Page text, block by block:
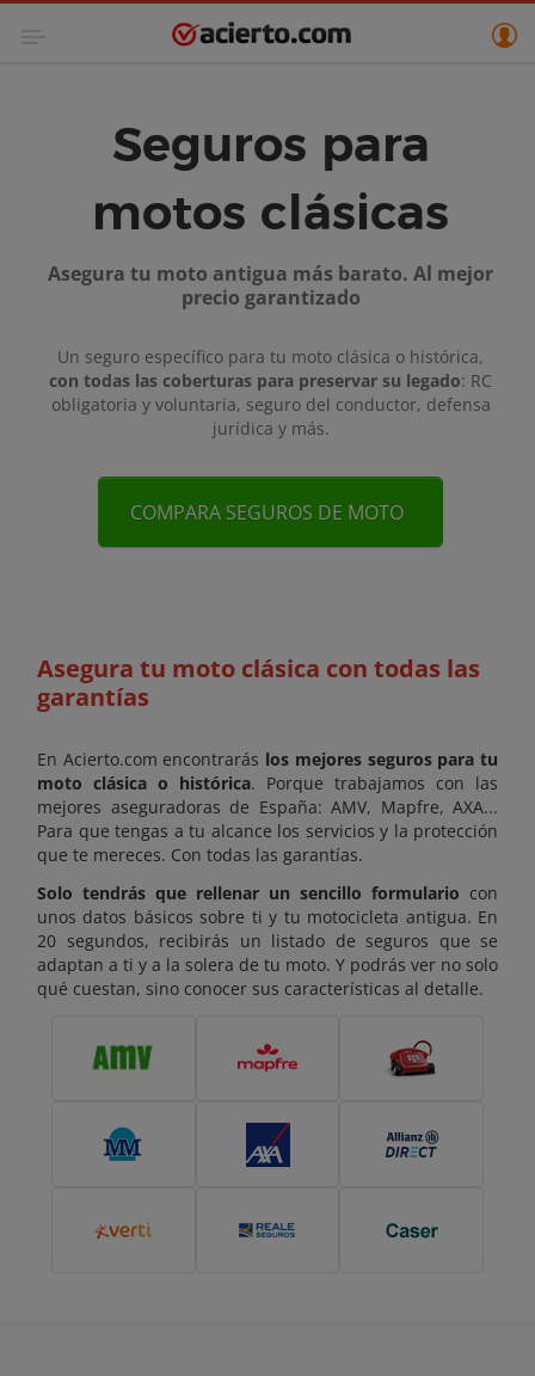
Seguros para
motos clásicas
Asegura tu moto antigua más barato. Al mejor
precio garantizado
Un seguro específico para tu moto clásica o histórica,
con todas las coberturas para preservar su legado: RC
obligatoria y voluntaria, seguro del conductor, defensa
jurídica y más.
COMPARA SEGUROS DE MOTO
Asegura tu moto clásica con todas las
garantías
En Acierto.com encontrarás los mejores seguros para tu
moto clásica o histórica. Porque trabajamos con las
mejores aseguradoras de España: AMV, Mapfre, AXA...
Para que tengas a tu alcance los servicios y la protección
que te mereces. Con todas las garantías.
Solo tendrás que rellenar un sencillo formulario con
unos datos básicos sobre ti y tu motocicleta antigua. En
20 segundos, recibirás un listado de seguros que se
adaptan a ti y a la solera de tu moto. Y podrás ver no solo
qué cuestan, sino conocer sus características al detalle.